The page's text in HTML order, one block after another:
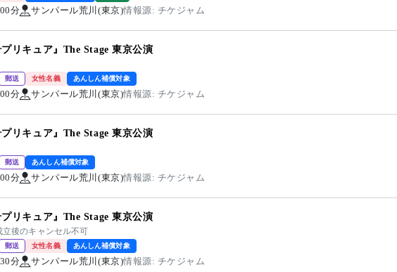
分 サンパール荒川(東京)情報源: チケジャム
リキュア』The Stage 東京公演
郵送 女性名義 あんしん補償対象
分 サンパール荒川(東京)情報源: チケジャム
リキュア』The Stage 東京公演
郵送 あんしん補償対象
分 サンパール荒川(東京)情報源: チケジャム
リキュア』The Stage 東京公演
立後のキャンセル不可
郵送 女性名義 あんしん補償対象
分 サンパール荒川(東京)情報源: チケジャム